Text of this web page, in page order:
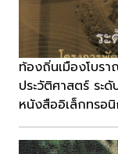
ท้องถิ่นเมืองโบร
ประวัติศาสตร์ ระ
หนังสืออิเล็กทรอ